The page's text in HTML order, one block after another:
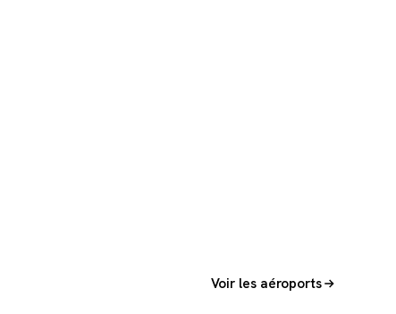
Voir les aéroports